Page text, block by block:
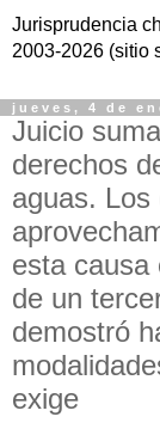
Jurisprudencia
2003-2026 (sitio
jueves, 4 de
Juicio
derechos
aguas. Los
esta causa
de un
demostró
exige